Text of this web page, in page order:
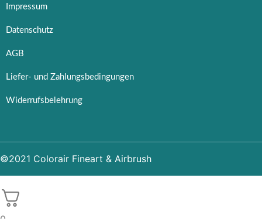
Impressum
Datenschutz
AGB
Liefer- und Zahlungsbedingungen
Widerrufsbelehrung
©2021 Colorair Fineart & Airbrush